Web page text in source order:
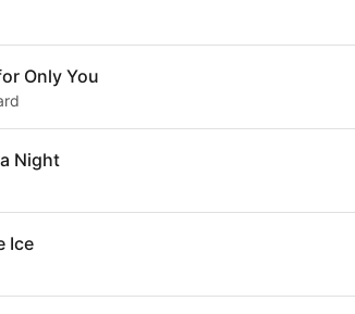
Only You
Night
Ice